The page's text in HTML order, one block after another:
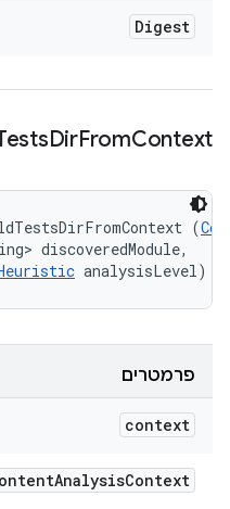
Digest
DirFromContext
(
discoveredModule,
analysisLevel)
פרמטרים
context
AnalysisContext